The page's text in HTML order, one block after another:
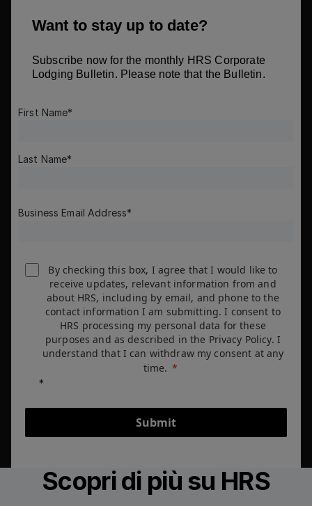
Want to stay up to date?
Subscribe now for the monthly HRS Corporate
Lodging Bulletin. Please note that the Bulletin.
First Name
Last Name
Business Email Address
By checking this box, I agree that I would like to
receive updates, relevant information from and
about HRS, including by email, and phone to the
contact information I am submitting. I consent to
HRS processing my personal data for these
purposes and as described in the Privacy Policy. I
understand that I can withdraw my consent at any
time.
Submit
Scopri di più su HRS